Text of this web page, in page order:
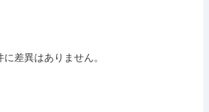
差異はありません。